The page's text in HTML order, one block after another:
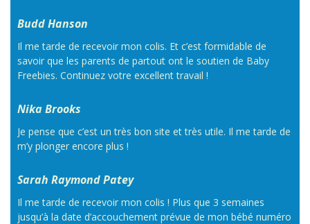
Budd Hanson
Il me tarde de recevoir mon colis. Et c’est formidable de
savoir que les parents de partout ont le soutien de Baby
Freebies. Continuez votre excellent travail !
Nika Brooks
Je pense que c’est un très bon site et très utile. Il me tarde de
m’y plonger encore plus !
Sarah Raymond Patey
Il me tarde de recevoir mon colis ! Plus que 3 semaines
jusqu’à la date d’accouchement prévue de mon bébé numéro